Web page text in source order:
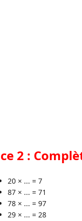
2 :
20 × ... = 7
87 × ... = 71
78 × ... = 97
29 × ... = 28